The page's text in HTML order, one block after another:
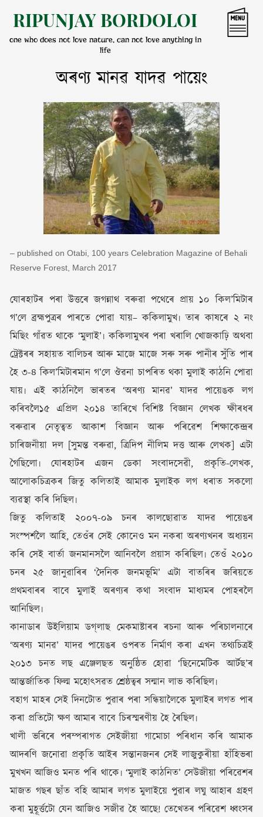
content
RIPUNJAY BORDOLOI
one who does not love nature, can not love anything in
life
অৰণ্য মানৱ যাদৱ পায়েং
– published on Otabi, 100 years Celebration Magazine of Behali
Reserve Forest, March 2017
যোৰহাটৰ পৰা উত্তৰে জগন্নাথ বৰুৱা পথেৰে প্ৰায় ১০ কিল’মিটাৰ
গ’লে ব্ৰহ্মপুত্ৰৰ পাৰতে পোৱা যায়– ককিলামুখ৷ তাৰ কাষৰে ২ নং
মিছিং গাঁৱত থাকে ‘মুলাই’৷ ককিলামুখৰ পৰা খৰালি খোজকাঢ়ি অথবা
ট্ৰেক্টৰৰ সহায়ত বালিচৰ আৰু মাজে মাজে সৰু সৰু পানীৰ সুঁতি পাৰ
হৈ ৩-৪ কিল’মিটাৰমান গ’লে ঔৱনা চাপৰিত থকা মুলাই কাঠনি পোৱা
যায়৷ এই কাঠনিলৈ ভাৰতৰ ‘অৰণ্য মানৱ’ যাদৱ পায়েঙক লগ
কৰিবলৈ১৫ এপ্ৰিল ২০১৪ তাৰিখে বিশিষ্ট বিজ্ঞান লেখক ক্ষীৰধৰ
বৰুৱাৰ নেতৃত্বত আকাশ বিজ্ঞান আৰু পৰিৱেশ শিক্ষাকেন্দ্ৰৰ
চাৰিজনীয়া দল [সুমন্ত বৰুৱা, ত্ৰিদিপ নীলিম দত্ত আৰু লেখক] এটা
গৈছিলো৷ যোৰহাটৰ এজন ডেকা সংবাদসেৱী, প্ৰকৃতি-লেখক,
আলোকচিত্ৰকৰ জিতু কলিতাই আমাক মুলাইক লগ ধৰাত সকলো
ব্যৱস্থা কৰি দিছিল৷
জিতু কলিতাই ২০০৭-০৯ চনৰ কালছোৱাত যাদৱ পায়েঙৰ
সংস্পৰ্শলৈ আহি, তেওঁৰ সেই কোনেও মন নকৰা অৰণ্যখনৰ অধ্যয়ন
কৰি সেই বাৰ্তা জনমানসলৈ আনিবলৈ প্ৰয়াস কৰিছিল৷ তেওঁ ২০১০
চনৰ ২৫ জানুৱাৰিৰ ‘দৈনিক জনমভূমি’ এটা বাতৰিৰ জৰিয়তে
প্ৰথমবাৰৰ বাবে মুলাই অৰণ্যৰ কথা সংবাদ মাধ্যমৰ পোহৰলৈ
আনিছিল৷
কানাডাৰ উইলিয়াম ডগ্‌লাছ মেকমাষ্টাৰৰ ৰচনা আৰু পৰিচালনাৰে
‘অৰণ্য মানৱ’ যাদৱ পায়েঙৰ ওপৰত নিৰ্মাণ কৰা এখন তথ্যচিত্ৰই
২০১৩ চনত লছ এঞ্জেলছত অনুষ্ঠিত হোৱা ‘ছিনেমেটিক আৰ্টছ’ৰ
আন্তৰ্জাতিক ফিল্ম মহোৎসৱত শ্ৰেষ্ঠত্বৰ সন্মান লাভ কৰিছিল৷
বহাগ মাহৰ সেই দিনটোত পুৱাৰ পৰা সন্ধিয়ালৈকে মুলাইৰ লগত পাৰ
কৰা প্ৰতিটো ক্ষণ আমাৰ বাবে চিৰস্মৰণীয় হৈ ৰৈছিল৷
খালী ভৰিৰে পৰম্পৰাগত সেইজীয়া গামোচা পৰিধান কৰি আমাক
আদৰণি জনোৱা প্ৰকৃতি আইৰ সন্তানজনৰ সেই লাজুকুৰীয়া হাঁহিভৰা
মুখখন আজিও মনত পৰি থাকে৷ ‘মুলাই কাঠনিত’ সেউজীয়া পৰিৱেশৰ
মাজত গছৰ ছাঁত বহি আমাৰ লগত মুলাইয়ে পুৱাৰ লঘু আহাৰ গ্ৰহণ
কৰা মুহূৰ্ত্তটো যেন আজিও সজীৱ হৈ আছে! তেখেতৰ পৰিৱেশ ধ্বংসৰ